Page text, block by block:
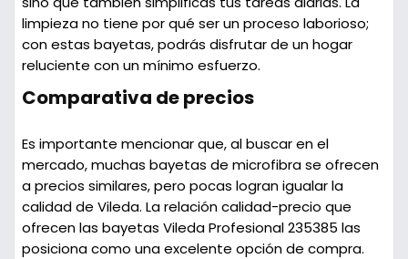
limpieza no tiene por qué ser un proceso laborioso;
con estas bayetas, podrás disfrutar de un hogar
reluciente con un mínimo esfuerzo.
Comparativa de precios
Es importante mencionar que, al buscar en el
mercado, muchas bayetas de microfibra se ofrecen
a precios similares, pero pocas logran igualar la
calidad de Vileda. La relación calidad-precio que
ofrecen las bayetas Vileda Profesional 235385 las
posiciona como una excelente opción de compra.